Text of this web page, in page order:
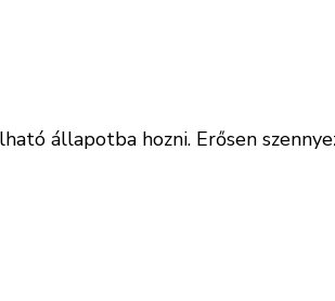
állapotba hozni. Erősen